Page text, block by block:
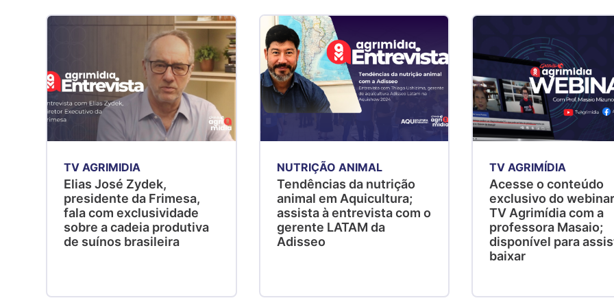
TV AGRIMIDIA
Elias José Zydek,
presidente da Frimesa,
fala com exclusividade
sobre a cadeia produtiva
de suínos brasileira
NUTRIÇÃO ANIMAL
Tendências da nutrição
animal em Aquicultura;
assista à entrevista com o
gerente LATAM da
Adisseo
TV AGRIMÍDIA
Acesse o conteúdo
exclusivo do
TV Agrimídia com a
professora Masaio;
disponível para
baixar